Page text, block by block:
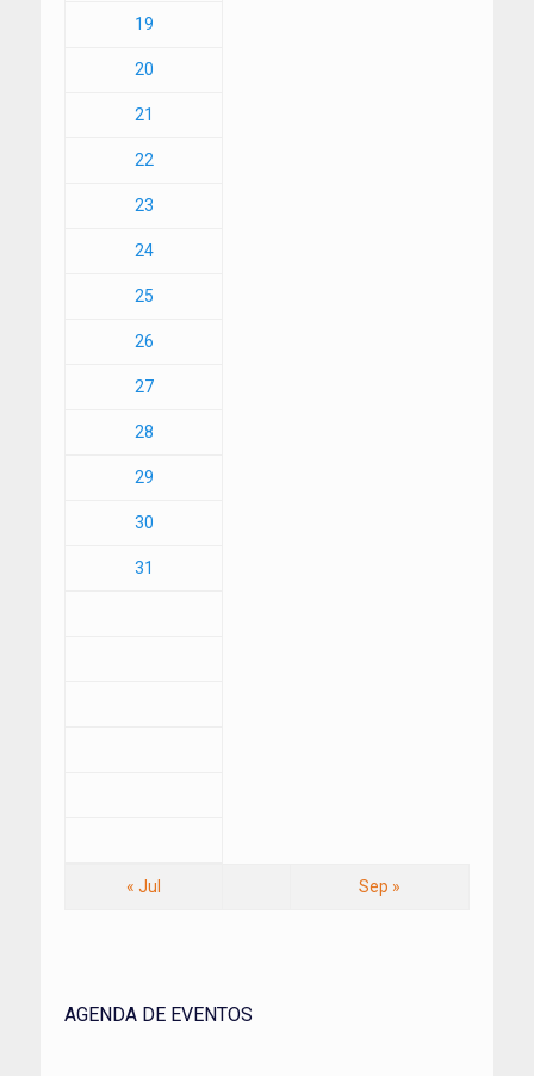
19
20
21
22
23
24
25
26
27
28
29
30
31
« Jul Sep »
AGENDA DE EVENTOS